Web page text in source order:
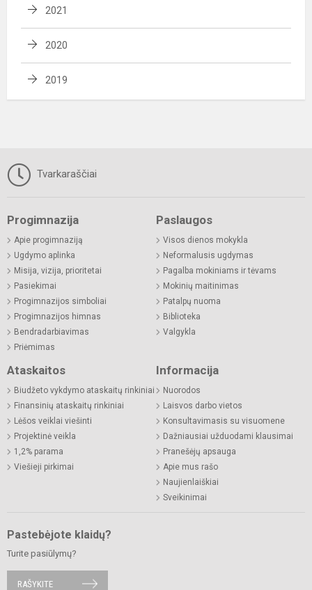
2021
2020
2019
Tvarkaraščiai
Progimnazija
Apie progimnaziją
Ugdymo aplinka
Misija, vizija, prioritetai
Pasiekimai
Progimnazijos simboliai
Progimnazijos himnas
Bendradarbiavimas
Priėmimas
Paslaugos
Visos dienos mokykla
Neformalusis ugdymas
Pagalba mokiniams ir tėvams
Mokinių maitinimas
Patalpų nuoma
Biblioteka
Valgykla
Ataskaitos
Biudžeto vykdymo ataskaitų rinkiniai
Finansinių ataskaitų rinkiniai
Lėšos veiklai viešinti
Projektinė veikla
1,2% parama
Viešieji pirkimai
Informacija
Nuorodos
Laisvos darbo vietos
Konsultavimasis su visuomene
Dažniausiai užduodami klausimai
Pranešėjų apsauga
Apie mus rašo
Naujienlaiškiai
Sveikinimai
Pastebėjote klaidų?
Turite pasiūlymų?
RAŠYKITE